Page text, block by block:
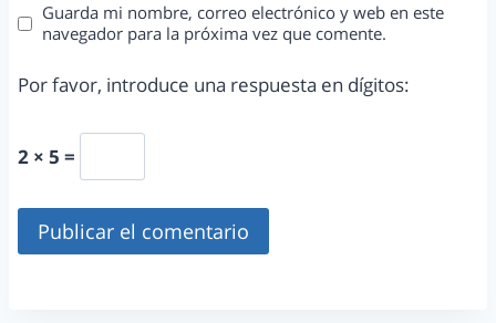
Guarda mi nombre, correo electrónico y web en este
navegador para la próxima vez que comente.
Por favor, introduce una respuesta en dígitos:
2 × 5 =